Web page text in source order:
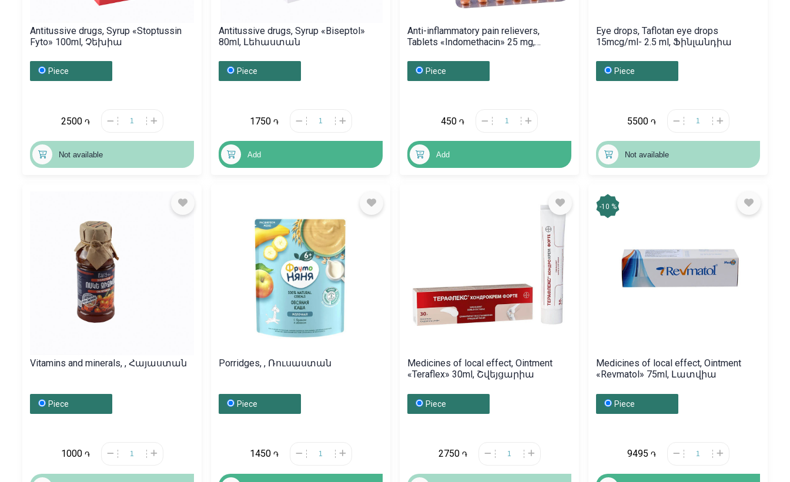
Antitussive drugs, Syrup «Stoptussin
Fyto» 100ml, Չեխիա
Piece
2500 ֏
Not available
Antitussive drugs, Syrup «Biseptol»
80ml, Լեհաստան
Piece
1750 ֏
Add
Anti-inflammatory pain relievers,
Tablets «Indomethacin» 25 mg,
Piece
450 ֏
Add
Eye drops, Taflotan eye drops
15mcg/ml- 2.5 ml, Ֆինլանդիա
Piece
5500 ֏
Not available
Vitamins and minerals, , Հայաստան
Piece
1000 ֏
Porridges, , Ռուսաստան
Piece
1450 ֏
Medicines of local effect, Ointment
«Teraflex» 30ml, Շվեյցարիա
Piece
2750 ֏
-10 %
Medicines of local effect, Ointment
«Revmatol» 75ml, Լատվիա
Piece
9495 ֏